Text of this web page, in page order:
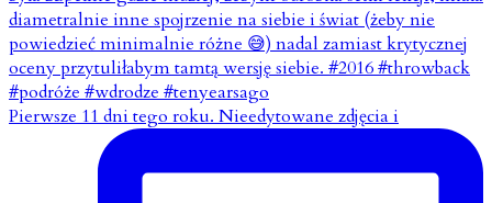
Pierwsze 11 dni tego roku. Nieedytowane zdjęcia i